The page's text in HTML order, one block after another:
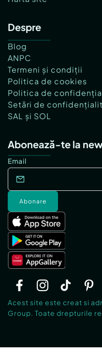
Despre
Blog
ANPC
Termeni și condiții
Politica de cookies
Politica de
Setări de
SAL și SOL
Abonează-te la
Email
Abonare
Acest site este creat si
Group. Toate drepturile